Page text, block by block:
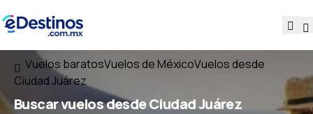
Vuelos baratosVuelos de MéxicoVuelos desde
Ciudad Juárez
Buscar vuelosdesde Ciudad Juárez